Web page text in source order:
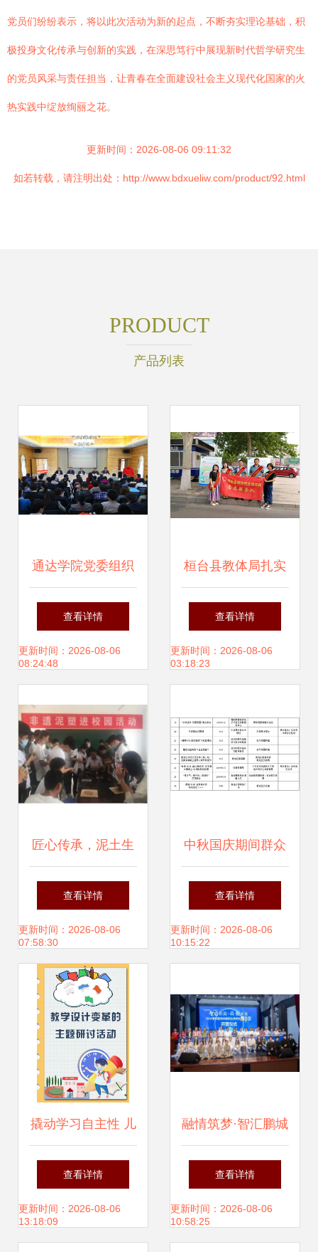
党员们纷纷表示，将以此次活动为新的起点，不断夯实理论基础，积
极投身文化传承与创新的实践，在深思笃行中展现新时代哲学研究生
的党员风采与责任担当，让青春在全面建设社会主义现代化国家的火
热实践中绽放绚丽之花。
更新时间：2026-08-06 09:11:32
如若转载，请注明出处：http://www.bdxueliw.com/product/92.html
PRODUCT
产品列表
通达学院党委组织
开展“崇廉尚洁”主
题党日活动暨廉政
仪式
查看详情
更新时间：2026-08-06
08:24:48
桓台县教体局扎实
开展食品安全周宣
传活动，筑牢校园
查看详情
更新时间：2026-08-06
03:18:23
匠心传承，泥土生
辉——扶风县职教
中心非遗泥塑文化
进校园活动方案
查看详情
更新时间：2026-08-06
07:58:30
中秋国庆期间群众
文化活动安排表出
炉，看看有没有你
查看详情
更新时间：2026-08-06
10:15:22
撬动学习自主性 儿
童自组织学习引领
教学设计变革主题
查看详情
更新时间：2026-08-06
13:18:09
融情筑梦·智汇鹏城
2025年第四届深圳
高校台湾师生嘉年
查看详情
更新时间：2026-08-06
10:58:25